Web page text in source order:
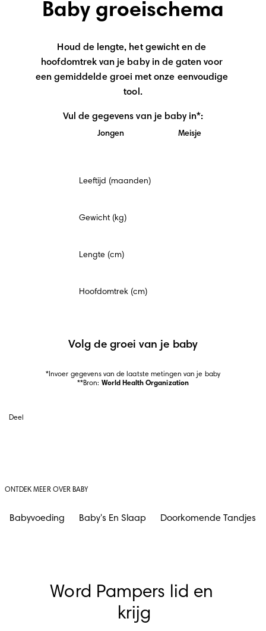
Baby groeischema
Houd de lengte, het gewicht en de
hoofdomtrek van je baby in de gaten voor
een gemiddelde groei met onze eenvoudige
tool.
Vul de gegevens van je baby in*:
Jongen Meisje
veld
Leeftijd (maanden)
Gewicht (kg)
Lengte (cm)
Hoofdomtrek (cm)
Volg de groei van je baby
*Invoer gegevens van de laatste metingen van je baby
**Bron: World Health Organization
Deel
ONTDEK MEER OVER BABY
Babyvoeding Baby's En Slaap Doorkomende Tandjes
Word Pampers lid en
krijg